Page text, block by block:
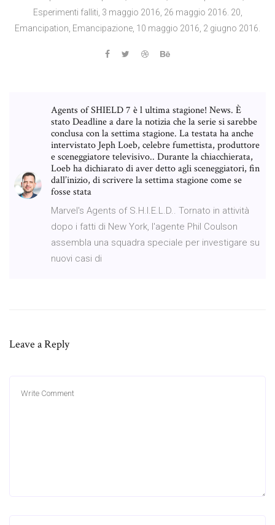
Esperimenti falliti, 3 maggio 2016, 26 maggio 2016. 20,
Emancipation, Emancipazione, 10 maggio 2016, 2 giugno 2016.
Agents of SHIELD 7 è l ultima stagione! News. È
stato Deadline a dare la notizia che la serie si sarebbe
conclusa con la settima stagione. La testata ha anche
intervistato Jeph Loeb, celebre fumettista, produttore
e sceneggiatore televisivo.. Durante la chiacchierata,
Loeb ha dichiarato di aver detto agli sceneggiatori, fin
dall’inizio, di scrivere la settima stagione come se
fosse stata
Marvel's Agents of S.H.I.E.L.D.. Tornato in attività
dopo i fatti di New York, l'agente Phil Coulson
assembla una squadra speciale per investigare su
nuovi casi di
Leave a Reply